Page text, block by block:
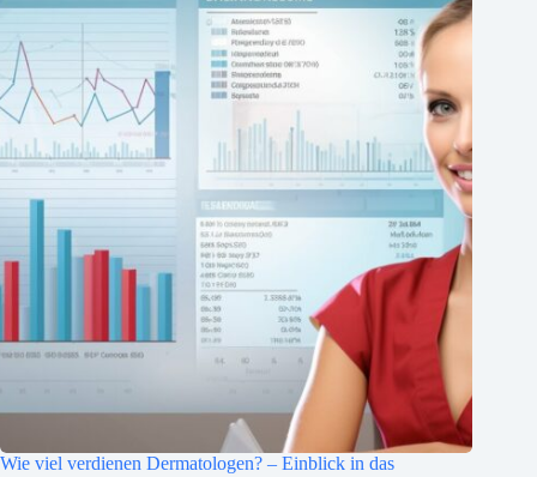
Wie viel verdienen Dermatologen? – Einblick in das